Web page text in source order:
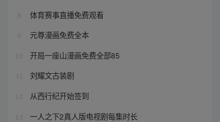
8 体育赛事直播免费观看
9 元尊漫画免费全本
10 开局一座山漫画免费全部85
刘耀文古装剧
12 从西行纪开始签到
13 一人之下2真人版电视剧每集时长